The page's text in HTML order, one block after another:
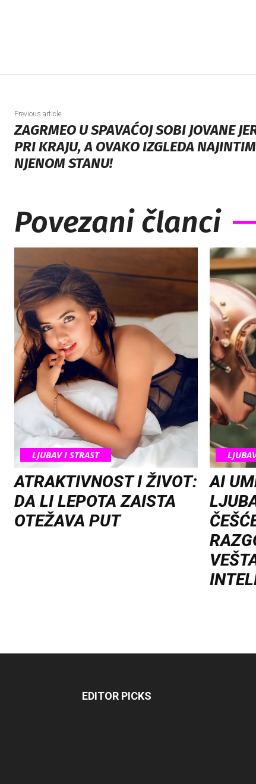
Previous article
ZAGRMEO U SPAVAĆOJ SOBI JOVANE
PRI KRAJU, A OVAKO IZGLEDA
NJENOM STANU!
Povezani članci
LJUBAV I STRAST
ATRAKTIVNOST I ŽIVOT:
DA LI LEPOTA ZAISTA
OTEŽAVA PUT
AI
EDITOR PICKS